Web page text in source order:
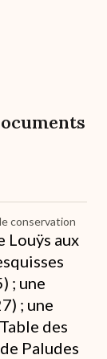
conservation
Louÿs aux
; une
; une
des
Paludes